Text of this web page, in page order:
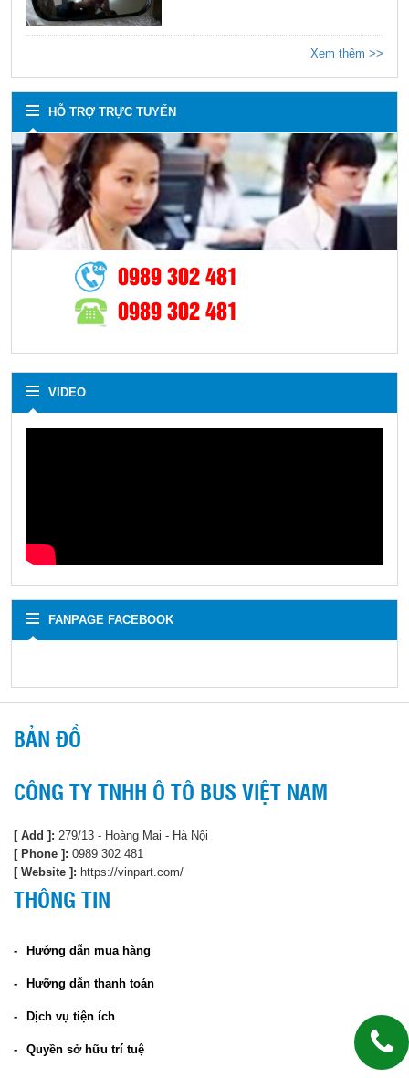
Xem thêm >>
HỖ TRỢ TRỰC TUYẾN
0989 302 481
0989 302 481
VIDEO
FANPAGE FACEBOOK
BẢN ĐỒ
CÔNG TY TNHH Ô TÔ BUS VIỆT NAM
[ Add ]: 279/13 - Hoàng Mai - Hà Nội
[ Phone ]: 0989 302 481
[ Website ]: https://vinpart.com/
THÔNG TIN
Hướng dẫn mua hàng
Hưỡng dẫn thanh toán
Dịch vụ tiện ích
Quyền sở hữu trí tuệ